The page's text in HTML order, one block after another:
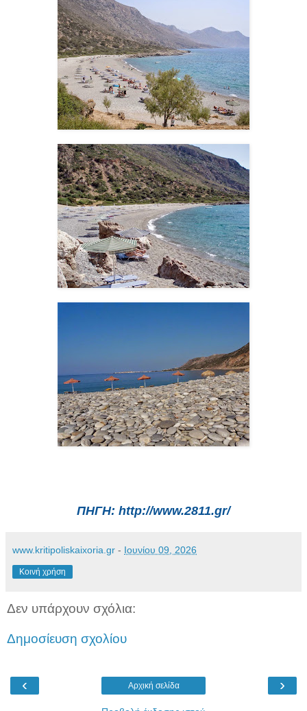
ΠΗΓΗ: http://www.2811.gr/
www.kritipoliskaixoria.gr - Ιουνίου 09, 2026
Κοινή χρήση
Δεν υπάρχουν σχόλια:
Δημοσίευση σχολίου
‹ ›
Αρχική σελίδα